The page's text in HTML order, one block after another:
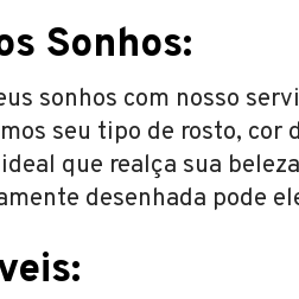
Sonhos:
sonhos com nosso
seu tipo de rosto, cor
que realça sua
desenhada pode